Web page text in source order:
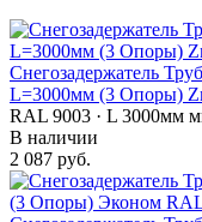
Снегозадержатель
L=3000мм (3 Опоры)
RAL 9003 · L 3000мм
В наличии
2 087 руб.